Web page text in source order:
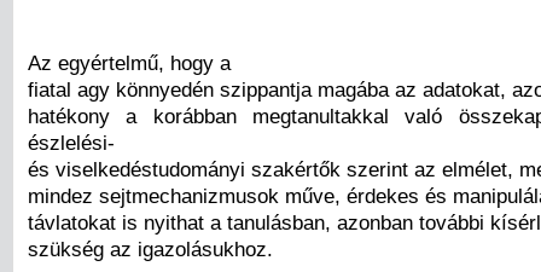
Az egyértelmű, hogy a
fiatal agy könnyedén szippantja magába az adatokat,
hatékony a korábban megtanultakkal való
észlelési-
és viselkedéstudományi szakértők szerint az elmélet,
mindez sejtmechanizmusok műve, érdekes és
távlatokat is nyithat a tanulásban, azonban további
szükség az igazolásukhoz.